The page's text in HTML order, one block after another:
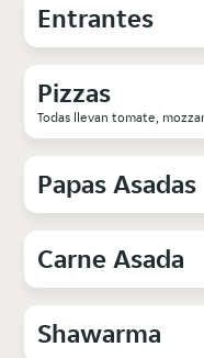
Entrantes
Pizzas
Todas llevan tomate,
Papas Asadas
Carne Asada
Shawarma